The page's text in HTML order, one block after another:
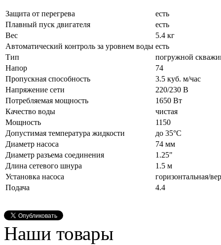
Защита от перегрева
есть
Плавный пуск двигателя
есть
Вес
5.4 кг
Автоматический контроль за уровнем воды есть
Тип
погружной
Напор
74
Пропускная способность
3.5 куб. м/час
Напряжение сети
220/230 В
Потребляемая мощность
1650 Вт
Качество воды
чистая
Мощность
1150
Допустимая температура жидкости
до 35°C
Диаметр насоса
74 мм
Диаметр разъема соединения
1.25"
Длина сетевого шнура
1.5 м
Установка насоса
горизонтальная/
Подача
4.4
Наши товары